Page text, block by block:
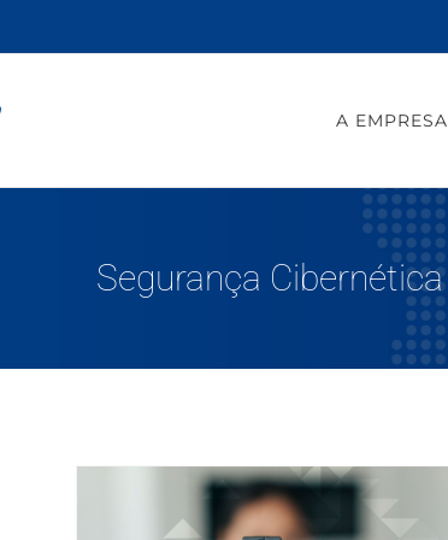
A EMPRESA
Segurança Cibernética